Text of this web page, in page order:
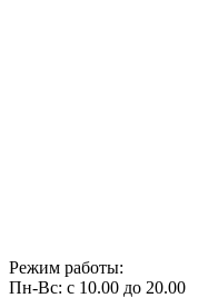
Режим работы:
Пн-Вс: с 10.00 до 20.00